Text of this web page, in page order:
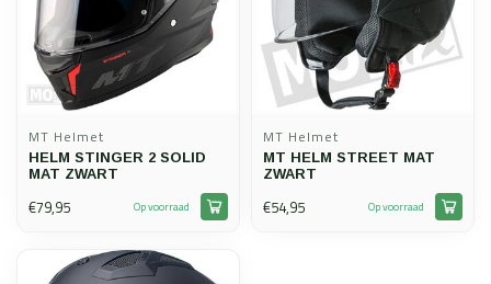
MT Helmet
HELM STINGER 2 SOLID
MAT ZWART
€79,95 Op voorraad
MT Helmet
MT HELM STREET MAT
ZWART
€54,95 Op voorraad